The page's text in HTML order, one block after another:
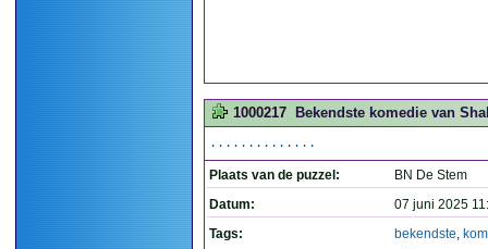
1000217 Bekendste komedie van
..............
Plaats van de puzzel:
BN De Stem
Datum:
07 juni 2025
Tags:
bekendste,